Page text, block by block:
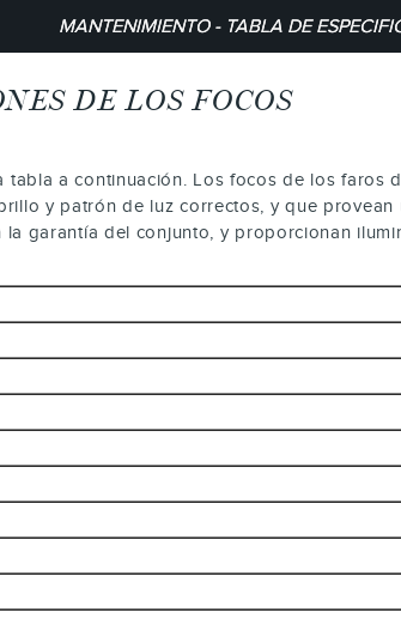
MANTENIMIENTO - TABLA DE
DE LOS FOCOS
a continuación. Los focos de los faros
y patrón de luz correctos, y que
garantía del conjunto, y proporcionan